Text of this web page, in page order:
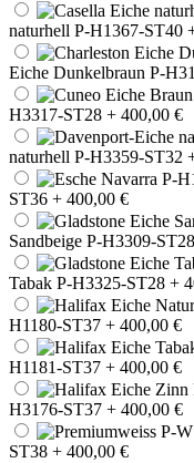
naturhell P-H1367-ST40
Eiche Dunkelbraun P-
H3317-ST28 + 400,00 €
naturhell P-H3359-ST32
ST36 + 400,00 €
Sandbeige P-H3309-ST28
Tabak P-H3325-ST28 +
H1180-ST37 + 400,00 €
H1181-ST37 + 400,00 €
H3176-ST37 + 400,00 €
ST38 + 400,00 €